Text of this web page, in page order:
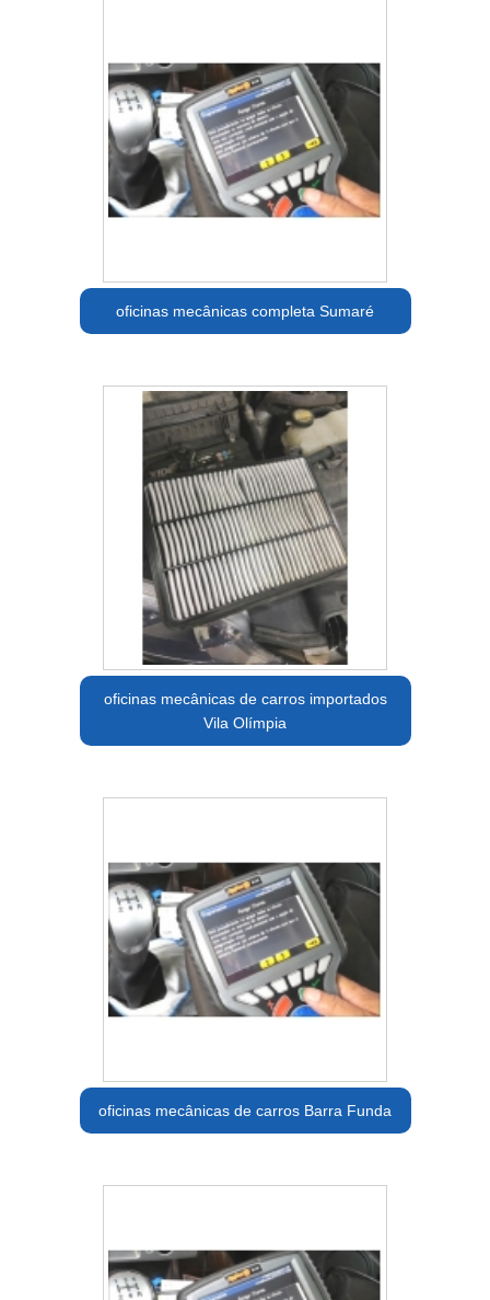
oficinas mecânicas completa Sumaré
oficinas mecânicas de carros importados
Vila Olímpia
oficinas mecânicas de carros Barra Funda